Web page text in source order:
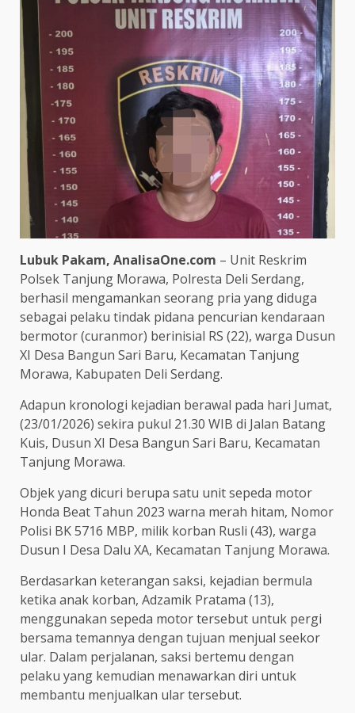
Lubuk Pakam, AnalisaOne.com – Unit Reskrim
Polsek Tanjung Morawa, Polresta Deli Serdang,
berhasil mengamankan seorang pria yang diduga
sebagai pelaku tindak pidana pencurian kendaraan
bermotor (curanmor) berinisial RS (22), warga Dusun
XI Desa Bangun Sari Baru, Kecamatan Tanjung
Morawa, Kabupaten Deli Serdang.
Adapun kronologi kejadian berawal pada hari Jumat,
(23/01/2026) sekira pukul 21.30 WIB di Jalan Batang
Kuis, Dusun XI Desa Bangun Sari Baru, Kecamatan
Tanjung Morawa.
Objek yang dicuri berupa satu unit sepeda motor
Honda Beat Tahun 2023 warna merah hitam, Nomor
Polisi BK 5716 MBP, milik korban Rusli (43), warga
Dusun I Desa Dalu XA, Kecamatan Tanjung Morawa.
Berdasarkan keterangan saksi, kejadian bermula
ketika anak korban, Adzamik Pratama (13),
menggunakan sepeda motor tersebut untuk pergi
bersama temannya dengan tujuan menjual seekor
ular. Dalam perjalanan, saksi bertemu dengan
pelaku yang kemudian menawarkan diri untuk
membantu menjualkan ular tersebut.